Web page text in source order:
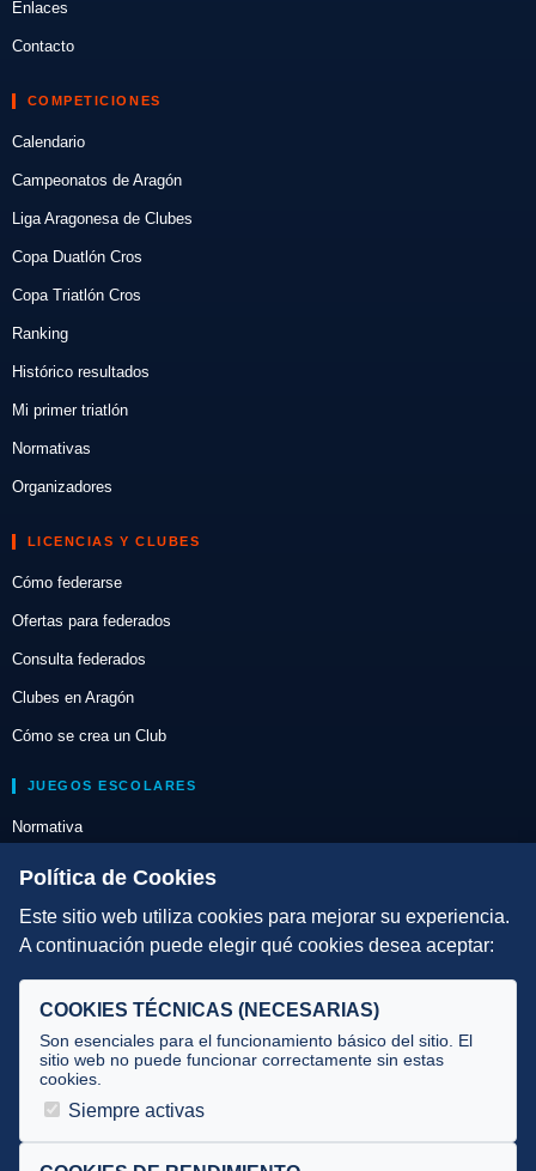
Enlaces
Contacto
COMPETICIONES
Calendario
Campeonatos de Aragón
Liga Aragonesa de Clubes
Copa Duatlón Cros
Copa Triatlón Cros
Ranking
Histórico resultados
Mi primer triatlón
Normativas
Organizadores
LICENCIAS Y CLUBES
Cómo federarse
Ofertas para federados
Consulta federados
Clubes en Aragón
Cómo se crea un Club
JUEGOS ESCOLARES
Normativa
Escuelas de Triatlón
DIRECCIÓN TÉCNICA
Selecciones
Tecnificación
JUECES Y OFICIALES
Documentos
Política de Cookies
Este sitio web utiliza cookies para mejorar su experiencia.
A continuación puede elegir qué cookies desea aceptar:
COOKIES TÉCNICAS (NECESARIAS)
Son esenciales para el funcionamiento básico del sitio. El
sitio web no puede funcionar correctamente sin estas
cookies.
Siempre activas